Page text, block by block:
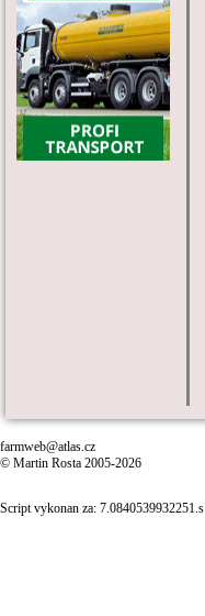
farmweb@atlas.cz
© Martin Rosta 2005-2026
Script vykonan za: 7.0840539932251.s